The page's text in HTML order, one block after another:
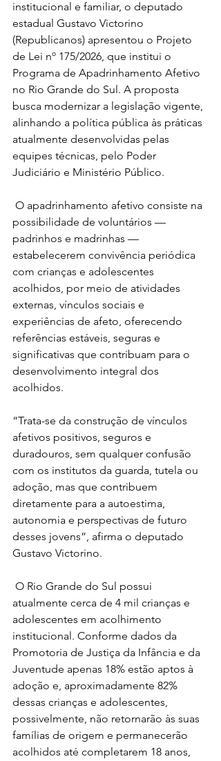
institucional e familiar, o deputado
estadual Gustavo Victorino
(Republicanos) apresentou o Projeto
de Lei nº 175/2026, que institui o
Programa de Apadrinhamento Afetivo
no Rio Grande do Sul. A proposta
busca modernizar a legislação vigente,
alinhando a política pública às práticas
atualmente desenvolvidas pelas
equipes técnicas, pelo Poder
Judiciário e Ministério Público.
O apadrinhamento afetivo consiste na
possibilidade de voluntários —
padrinhos e madrinhas —
estabelecerem convivência periódica
com crianças e adolescentes
acolhidos, por meio de atividades
externas, vínculos sociais e
experiências de afeto, oferecendo
referências estáveis, seguras e
significativas que contribuam para o
desenvolvimento integral dos
acolhidos.
“Trata-se da construção de vínculos
afetivos positivos, seguros e
duradouros, sem qualquer confusão
com os institutos da guarda, tutela ou
adoção, mas que contribuem
diretamente para a autoestima,
autonomia e perspectivas de futuro
desses jovens”, afirma o deputado
Gustavo Victorino.
O Rio Grande do Sul possui
atualmente cerca de 4 mil crianças e
adolescentes em acolhimento
institucional. Conforme dados da
Promotoria de Justiça da Infância e da
Juventude apenas 18% estão aptos à
adoção e, aproximadamente 82%
dessas crianças e adolescentes,
possivelmente, não retornarão às suas
famílias de origem e permanecerão
acolhidos até completarem 18 anos,